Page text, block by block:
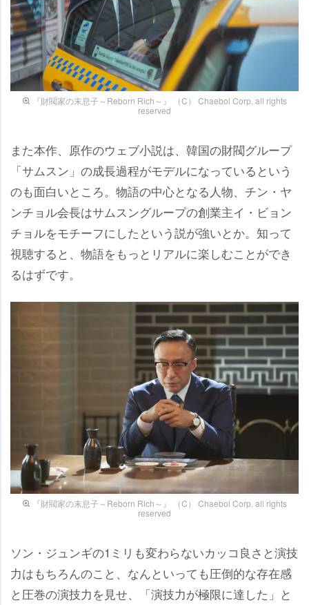
『財閥家の末息子～Reborn Rich～』 （C） Chaebol Corp. all rights
reserved
また本作、原作のウェブ小説は、韓国の財閥グループ
「サムスン」の成長過程がモデルになっているという
のも面白いところ。物語の中心となる人物、チン・ヤ
ンチョル会長はサムスングループの創業主イ・ビョン
チョルをモチーフにしたという説が強いとか。知って
視聴すると、物語をもっとリアルに楽しむことができ
るはずです。
『財閥家の末息子～Reborn Rich～』 （C） Chaebol Corp. all rights
reserved
ソン・ジュンギの1ミリも変わらないカッコ良さと演技
力はもちろんのこと、なんといっても圧倒的な存在感
と圧巻の演技力を見せ、「演技力が極限に達した」と